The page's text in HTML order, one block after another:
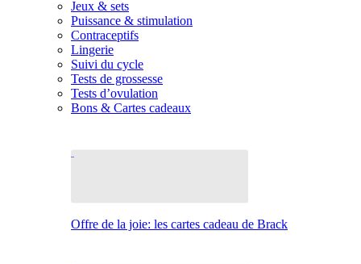
Jeux & sets
Puissance & stimulation
Contraceptifs
Lingerie
Suivi du cycle
Tests de grossesse
Tests d’ovulation
Bons & Cartes cadeaux
Offre de la joie: les cartes cadeau de Brack